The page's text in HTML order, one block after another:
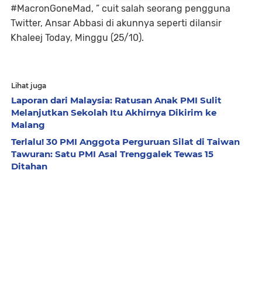
#MacronGoneMad, ” cuit salah seorang pengguna
Twitter, Ansar Abbasi di akunnya seperti dilansir
Khaleej Today, Minggu (25/10).
Lihat juga
Laporan dari Malaysia: Ratusan Anak PMI Sulit
Melanjutkan Sekolah Itu Akhirnya Dikirim ke
Malang
Terlalu! 30 PMI Anggota Perguruan Silat di Taiwan
Tawuran: Satu PMI Asal Trenggalek Tewas 15
Ditahan